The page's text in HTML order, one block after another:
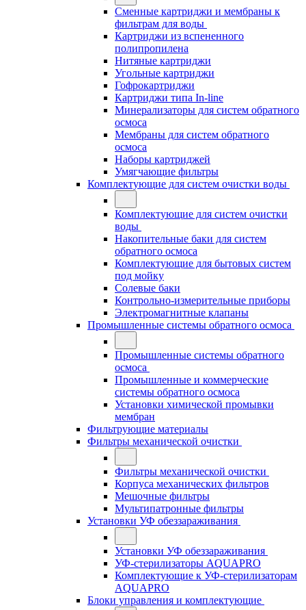
Сменные картриджи и мембраны к
фильтрам для воды
Картриджи из вспененного
полипропилена
Нитяные картриджи
Угольные картриджи
Гофрокартриджи
Картриджи типа In-line
Минерализаторы для систем обратного
осмоса
Мембраны для систем обратного
осмоса
Наборы картриджей
Умягчающие фильтры
Комплектующие для систем очистки воды
Комплектующие для систем очистки
воды
Накопительные баки для систем
обратного осмоса
Комплектующие для бытовых систем
под мойку
Солевые баки
Контрольно-измерительные приборы
Электромагнитные клапаны
Промышленные системы обратного осмоса
Промышленные системы обратного
осмоса
Промышленные и коммерческие
системы обратного осмоса
Установки химической промывки
мембран
Фильтрующие материалы
Фильтры механической очистки
Фильтры механической очистки
Корпуса механических фильтров
Мешочные фильтры
Мультипатронные фильтры
Установки УФ обеззараживания
Установки УФ обеззараживания
УФ-стерилизаторы AQUAPRO
Комплектующие к УФ-стерилизаторам
AQUAPRO
Блоки управления и комплектующие